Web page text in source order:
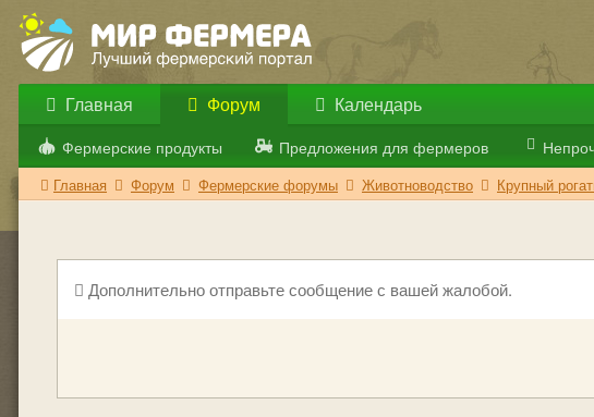
Главная Форум
Фермерские продукты Предложения для фермеров
Календарь
Главная Форум Фермерские форумы Животноводство Крупный
Дополнительно отправьте сообщение с вашей жалобой.